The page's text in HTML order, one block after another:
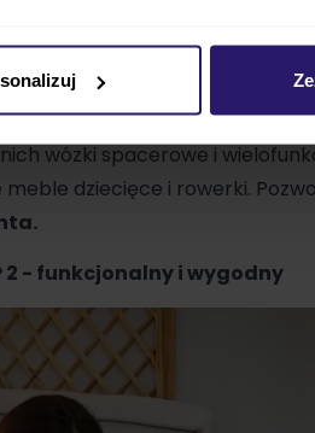
swoje zadanie.
w swoim asortymencie
wózki spacerowe i
meble dziecięce i rowerki.
2 - funkcjonalny i wygodny